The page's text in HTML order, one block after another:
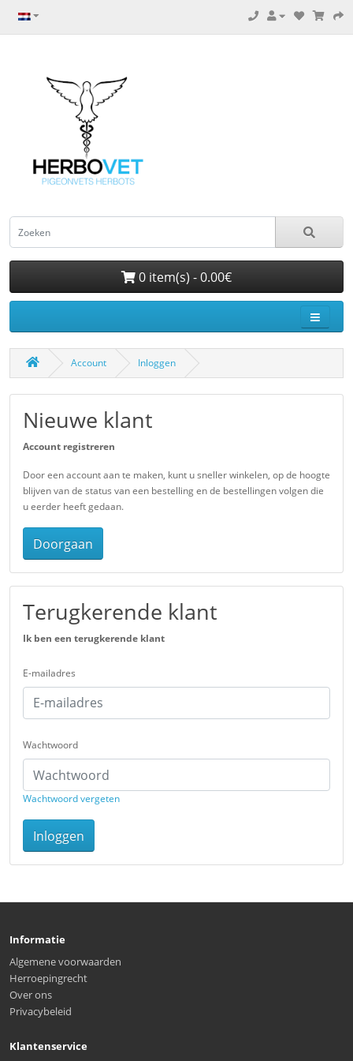
0 item(s) - 0.00€
Account Inloggen
Nieuwe klant
Account registreren
Door een account aan te maken, kunt u sneller winkelen, op de hoogte
blijven van de status van een bestelling en de bestellingen volgen die
u eerder heeft gedaan.
Doorgaan
Terugkerende klant
Ik ben een terugkerende klant
E-mailadres
Wachtwoord
Wachtwoord vergeten
Inloggen
Informatie
Algemene voorwaarden
Herroepingrecht
Over ons
Privacybeleid
Klantenservice